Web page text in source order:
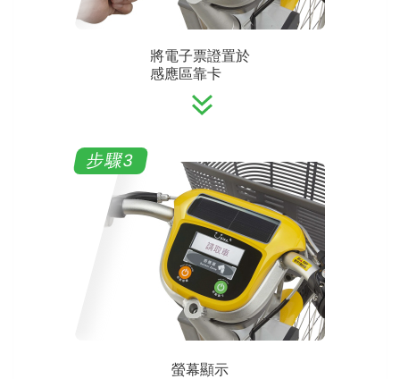
將電子票證置於
感應區靠卡
螢幕顯示